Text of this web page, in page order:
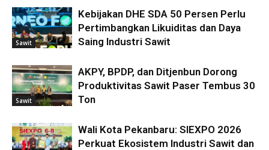
Sawit
Kebijakan DHE SDA 50 Persen Perlu
Pertimbangkan Likuiditas dan Daya
Saing Industri Sawit
Sawit
AKPY, BPDP, dan Ditjenbun Dorong
Produktivitas Sawit Paser Tembus 30
Ton
Wali Kota Pekanbaru: SIEXPO 2026
Perkuat Ekosistem Industri Sawit dan